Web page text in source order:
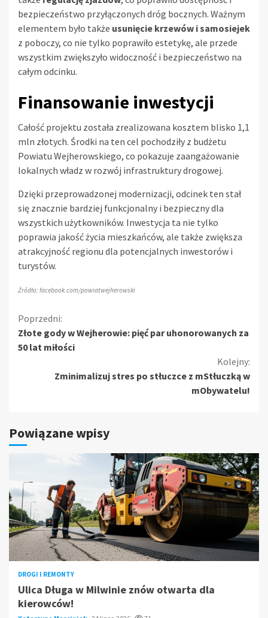
bezpieczeństwo przyłączonych dróg bocznych. Ważnym
elementem było także usunięcie krzewów i samosiejek
z poboczy, co nie tylko poprawiło estetykę, ale przede
wszystkim zwiększyło widoczność i bezpieczeństwo na
całym odcinku.
Finansowanie inwestycji
Całość projektu została zrealizowana kosztem blisko 1,1
mln złotych. Środki na ten cel pochodziły z budżetu
Powiatu Wejherowskiego, co pokazuje zaangażowanie
lokalnych władz w rozwój infrastruktury drogowej.
Dzięki przeprowadzonej modernizacji, odcinek ten stał
się znacznie bardziej funkcjonalny i bezpieczny dla
wszystkich użytkowników. Inwestycja ta nie tylko
poprawia jakość życia mieszkańców, ale także zwiększa
atrakcyjność regionu dla potencjalnych inwestorów i
turystów.
Źródło: facebook.com/powiatwejherowski
Kontynuuj
czytanie
Poprzedni:
Złote gody w Wejherowie: pięć par uhonorowanych za
50 lat miłości
Kolejny:
Zminimalizuj stres po stłuczce z mStłuczką w
mObywatelu!
Powiązane wpisy
DROGI I REMONTY
Ulica Długa w Milwinie znów otwarta dla
kierowców!